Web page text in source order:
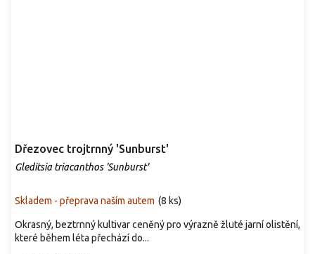
Dřezovec trojtrnný 'Sunburst'
Gleditsia triacanthos 'Sunburst'
Skladem - přeprava naším autem (8 ks)
Okrasný, beztrnný kultivar ceněný pro výrazně žluté jarní olistění,
které během léta přechází do...